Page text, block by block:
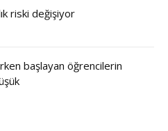
riski değişiyor
başlayan öğrencilerin